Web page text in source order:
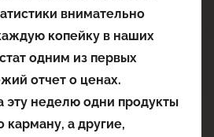
внимательно
копейку в наших
одним из первых
отчет о ценах.
эту неделю одни продукты
карману, а другие,